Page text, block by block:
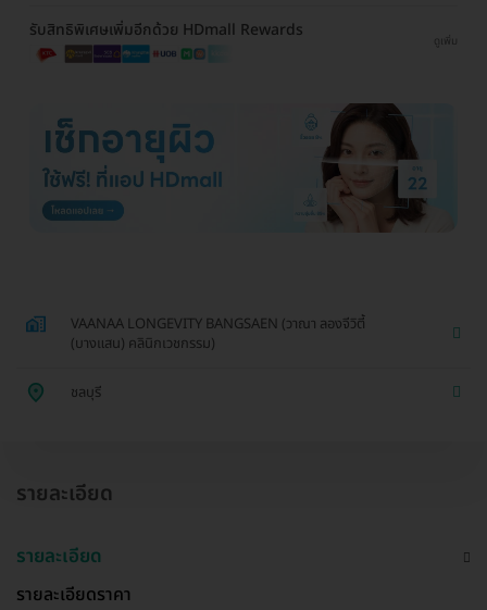
รับสิทธิพิเศษเพิ่มอีกด้วย HDmall Rewards
ดูเพิ่ม
VAANAA LONGEVITY BANGSAEN (วาณา ลองจีวิตี้
(บางแสน) คลินิกเวชกรรม)
ชลบุรี
รายละเอียด
รายละเอียด
รายละเอียดราคา